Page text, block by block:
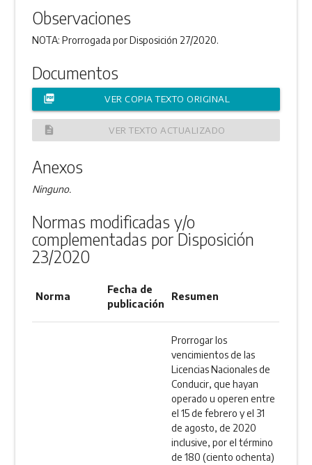
Observaciones
NOTA: Prorrogada por Disposición 27/2020.
Documentos
picture_as_pdf VER COPIA TEXTO ORIGINAL
description VER TEXTO ACTUALIZADO
Anexos
Ninguno.
Normas modificadas y/o
complementadas por Disposición
23/2020
Norma
Fecha de
publicación
Resumen
Prorrogar los
vencimientos de las
Licencias Nacionales de
Conducir, que hayan
operado u operen entre
el 15 de febrero y el 31
de agosto, de 2020
inclusive, por el término
de 180 (ciento ochenta)